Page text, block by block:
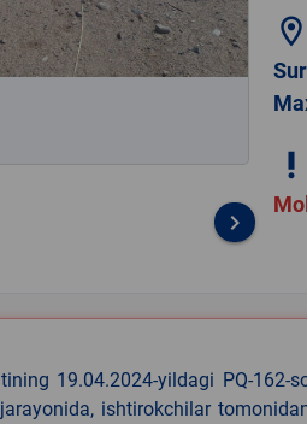
keyboard_arrow_right
location_on
priority_high
19.04.2024-yildagi PQ-
ishtirokchilar